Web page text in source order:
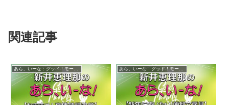
関連記事
あら、いーな：グッド！モーニング あら、いーな：グッド！モーニング